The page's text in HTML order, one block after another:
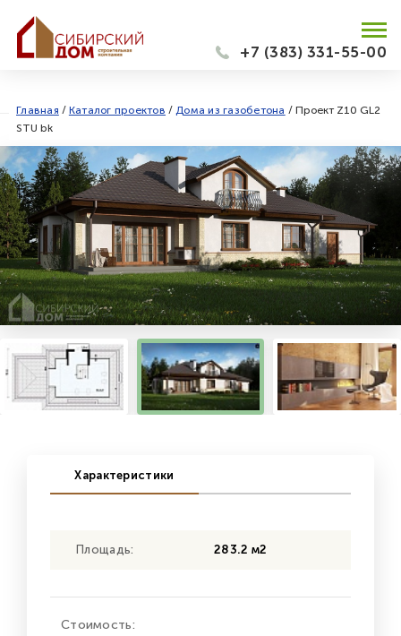
+7 (383) 331-55-00
Главная / Каталог проектов / Дома из газобетона / Проект Z10 GL2
STU bk
Характеристики
Площадь: 283.2 м2
Стоимость: